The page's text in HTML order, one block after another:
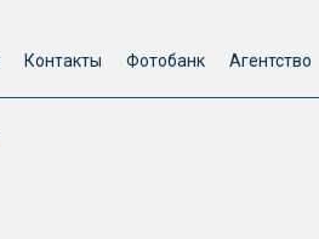
Контакты Фотобанк Агентство